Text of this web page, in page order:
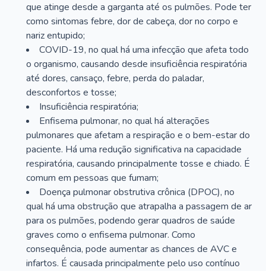
que atinge desde a garganta até os pulmões. Pode ter
como sintomas febre, dor de cabeça, dor no corpo e
nariz entupido;
COVID-19, no qual há uma infecção que afeta todo
o organismo, causando desde insuficiência respiratória
até dores, cansaço, febre, perda do paladar,
desconfortos e tosse;
Insuficiência respiratória;
Enfisema pulmonar, no qual há alterações
pulmonares que afetam a respiração e o bem-estar do
paciente. Há uma redução significativa na capacidade
respiratória, causando principalmente tosse e chiado. É
comum em pessoas que fumam;
Doença pulmonar obstrutiva crônica (DPOC), no
qual há uma obstrução que atrapalha a passagem de ar
para os pulmões, podendo gerar quadros de saúde
graves como o enfisema pulmonar. Como
consequência, pode aumentar as chances de AVC e
infartos. É causada principalmente pelo uso contínuo